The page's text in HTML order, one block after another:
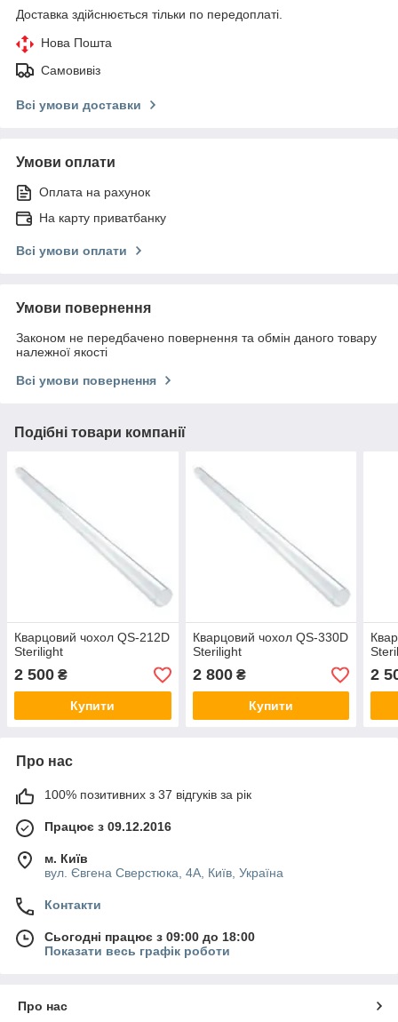
Доставка здійснюється тільки по передоплаті.
Нова Пошта
Самовивіз
Всі умови доставки
Умови оплати
Оплата на рахунок
На карту приватбанку
Всі умови оплати
Умови повернення
Законом не передбачено повернення та обмін даного товару
належної якості
Всі умови повернення
Подібні товари компанії
Кварцовий чохол QS-212D
Sterilight
2 500 ₴
Купити
Кварцовий чохол QS-330D
Sterilight
2 800₴
Купити
2
Про нас
100% позитивних з 37 відгуків за рік
Працює з 09.12.2016
м. Київ
вул. Євгена Сверстюка, 4А, Київ, Україна
Контакти
Сьогодні працює з 09:00 до 18:00
Показати весь графік роботи
Про нас